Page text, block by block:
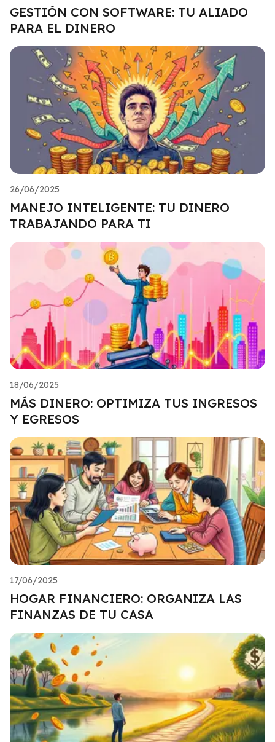
GESTIÓN CON SOFTWARE: TU ALIADO
PARA EL DINERO
26/06/2025
MANEJO INTELIGENTE: TU DINERO
TRABAJANDO PARA TI
18/06/2025
MÁS DINERO: OPTIMIZA TUS INGRESOS
Y EGRESOS
17/06/2025
HOGAR FINANCIERO: ORGANIZA LAS
FINANZAS DE TU CASA